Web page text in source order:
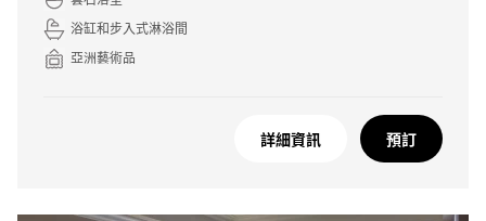
浴缸和步入式淋浴間
亞洲藝術品
詳細資訊 預訂